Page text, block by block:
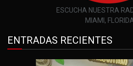
ESCUCHA NUESTRA
MIAMI,
ENTRADAS RECIENTES